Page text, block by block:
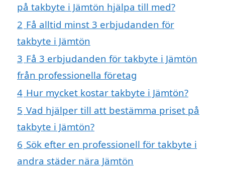
på takbyte i Jämtön hjälpa till med?
2 Få alltid minst 3 erbjudanden för
takbyte i Jämtön
3 Få 3 erbjudanden för takbyte i Jämtön
från professionella företag
4 Hur mycket kostar takbyte i Jämtön?
5 Vad hjälper till att bestämma priset på
takbyte i Jämtön?
6 Sök efter en professionell för takbyte i
andra städer nära Jämtön